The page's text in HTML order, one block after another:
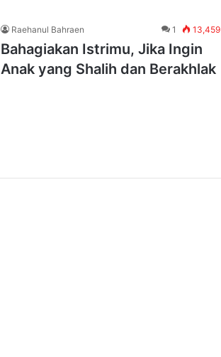
Raehanul Bahraen 1 13,459
Bahagiakan Istrimu, Jika Ingin
Anak yang Shalih dan Berakhlak